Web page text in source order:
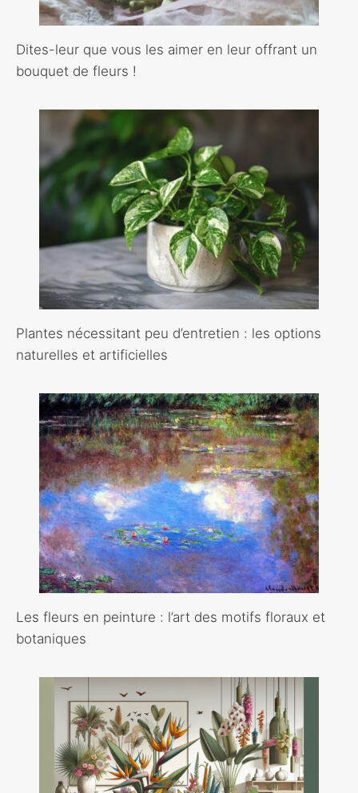
Dites-leur que vous les aimer en leur offrant un
bouquet de fleurs !
Plantes nécessitant peu d’entretien : les options
naturelles et artificielles
Les fleurs en peinture : l’art des motifs floraux et
botaniques